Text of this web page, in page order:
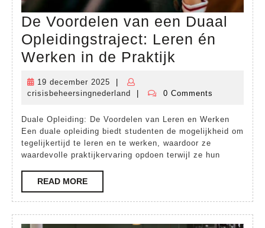
De Voordelen van een Duaal
Opleidingstraject: Leren én
Werken in de Praktijk
van
Duaal
Leren
Werken
in
19 december 2025
19
december
crisisbeheersingnederland
crisisbeheersingnederland
0 Comments
Duale Opleiding: De Voordelen van Leren en Werken
Een duale opleiding biedt studenten de mogelijkheid om
tegelijkertijd te leren en te werken, waardoor ze
waardevolle praktijkervaring opdoen terwijl ze hun
READ MOREREAD
MORE